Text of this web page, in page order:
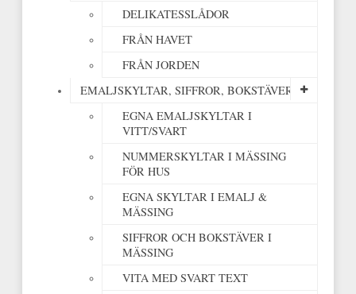
DELIKATESSLÅDOR
FRÅN HAVET
FRÅN JORDEN
EMALJSKYLTAR, SIFFROR, BOKSTÄVER
EGNA EMALJSKYLTAR I
VITT/SVART
NUMMERSKYLTAR I MÄSSING
FÖR HUS
EGNA SKYLTAR I EMALJ &
MÄSSING
SIFFROR OCH BOKSTÄVER I
MÄSSING
VITA MED SVART TEXT